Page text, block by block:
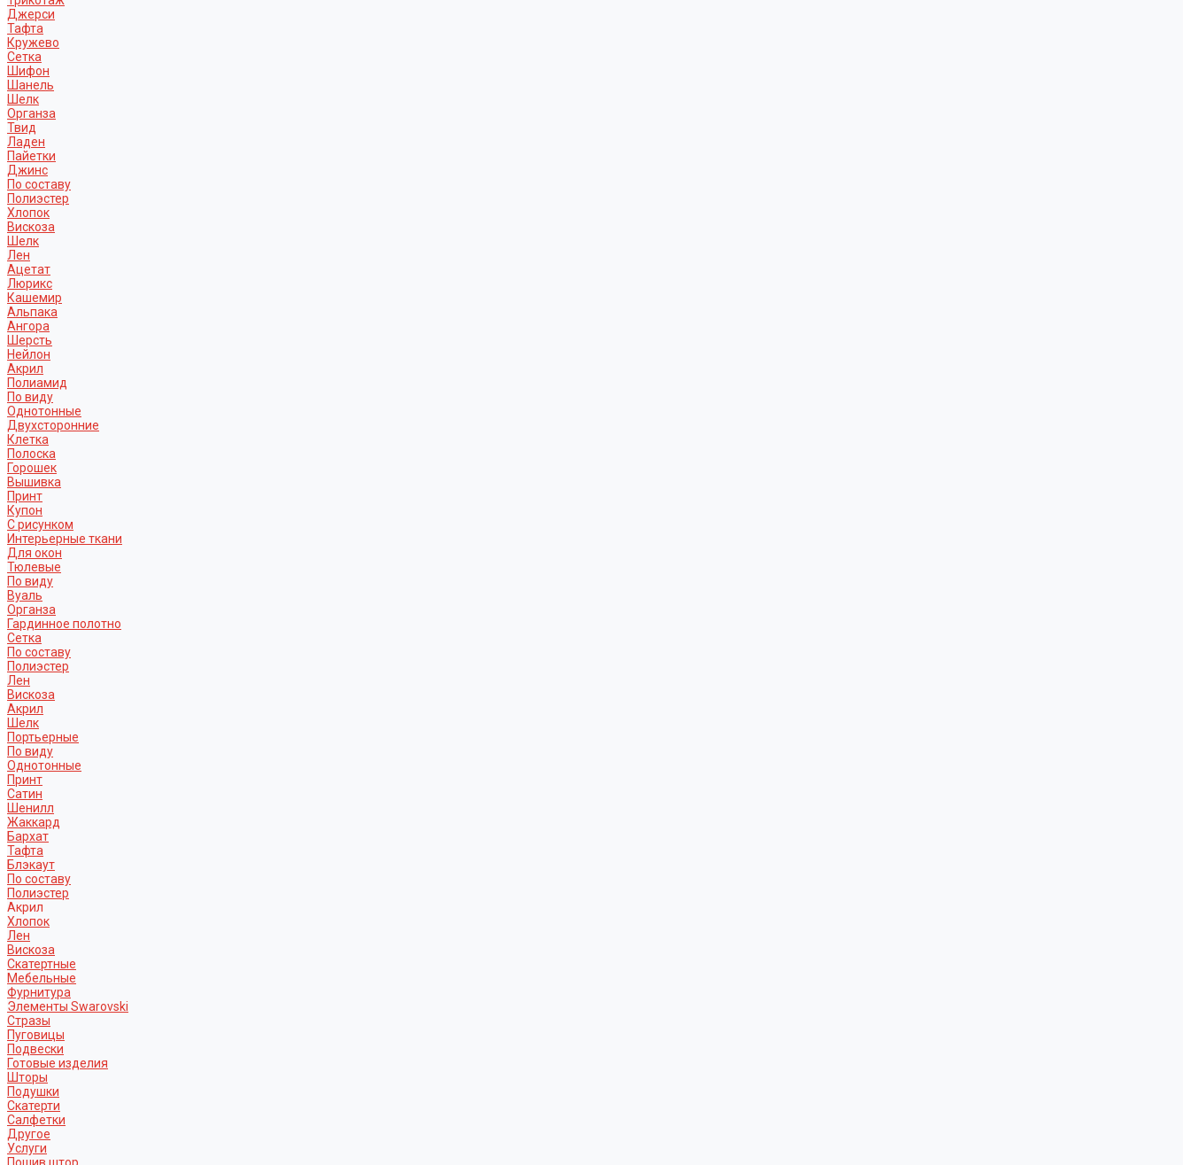
Джерси
Тафта
Кружево
Сетка
Шифон
Шанель
Шелк
Органза
Твид
Ладен
Пайетки
Джинс
По составу
Полиэстер
Хлопок
Вискоза
Шелк
Лен
Ацетат
Люрикс
Кашемир
Альпака
Ангора
Шерсть
Нейлон
Акрил
Полиамид
По виду
Однотонные
Двухсторонние
Клетка
Полоска
Горошек
Вышивка
Принт
Купон
С рисунком
Интерьерные ткани
Для окон
Тюлевые
По виду
Вуаль
Органза
Гардинное полотно
Сетка
По составу
Полиэстер
Лен
Вискоза
Акрил
Шелк
Портьерные
По виду
Однотонные
Принт
Сатин
Шенилл
Жаккард
Бархат
Тафта
Блэкаут
По составу
Полиэстер
Акрил
Хлопок
Лен
Вискоза
Скатертные
Мебельные
Фурнитура
Элементы Swarovski
Стразы
Пуговицы
Подвески
Готовые изделия
Шторы
Подушки
Скатерти
Салфетки
Другое
Услуги